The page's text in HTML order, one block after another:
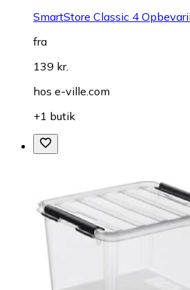
SmartStore Classic 4
fra
139 kr.
hos e-ville.com
+1 butik